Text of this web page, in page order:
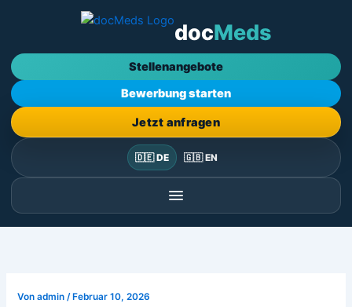
docMeds
Stellenangebote
Bewerbung starten
Jetzt anfragen
🇩🇪 DE 🇬🇧 EN
Vonadmin /Februar 10, 2026